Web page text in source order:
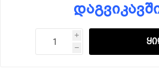
i
h